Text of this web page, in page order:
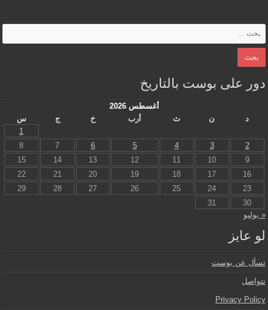
دور على بوست بالتاريخ
أغسطس 2026
د
ن ث أرب خ ج
س
1
2
3
4
5
6
7
8
9
10
11
12
13
14
15
16
17
18
19
20
21
22
23
24
25
26
27
28
29
30
31
« يوليو
لو عايز
تسأل عن بوست
نتواصل
Privacy Policy